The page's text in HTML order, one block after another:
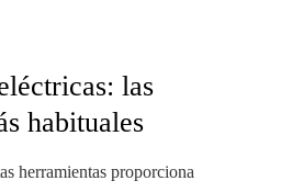
las
habituales
herramientas proporciona